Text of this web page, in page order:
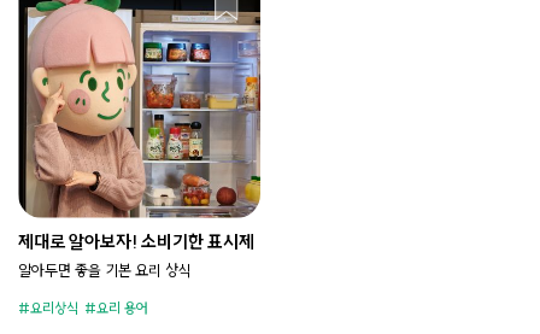
제대로 알아보자! 소비기한 표시제
알아두면 좋을 기본 요리 상식
요리상식 요리 용어